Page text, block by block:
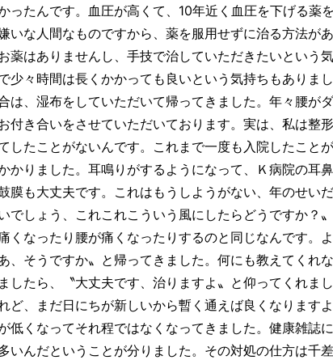
ったんです。血圧が高くて、10年近く血圧を下げる薬
いな人間なものですから、薬を服用せずに治る方法が
薬はありませんし、手技で治していただきたいという
少々時間は長くかかっても良いという気持ちもありま
は、湿布をしていただいて帰ってきました。年々腰が
付き合いをさせていただいております。実は、私は整
したことがないんです。これまで一度も入院したこと
かりました。耳鳴りがするようになって、Ｋ病院の耳
膜も大丈夫です。これはもうしようがない、年のせい
でしょう、これこれこういう風にしたらどうですか？
くなったり腰が痛くなったりするのと同じなんです。
、そうですか〟と帰ってきました。何にも教えてくれ
したら、〝大丈夫です、治りますよ〟と仰ってくれま
ど、まだ日にちが新しいから暫く通えば良くなります
低くなってそれ程ではなくなってきました。健康雑誌
いんだということが分りました。その対処の仕方は千